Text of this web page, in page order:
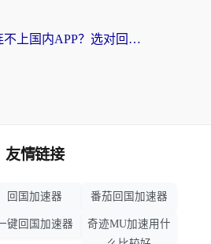
海外MacBook连不上国内APP？选对回国VPN，告别地区限制的烦恼
友情链接
回国加速器 番茄回国加速器
键回国加速器
奇迹MU加速用什